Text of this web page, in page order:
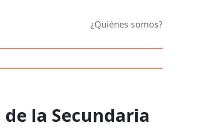
¿Quiénes somos?
la Secundaria